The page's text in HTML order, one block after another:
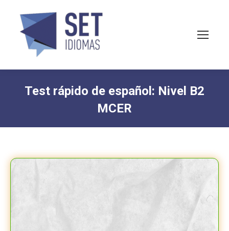
Test rápido de español: Nivel B2
MCER
You are here: